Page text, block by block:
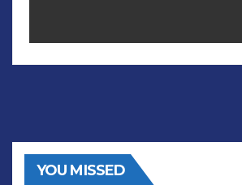
YOU MISSED